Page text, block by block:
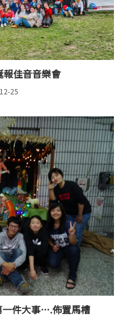
報佳音音樂會
25
一件大事….佈置馬槽